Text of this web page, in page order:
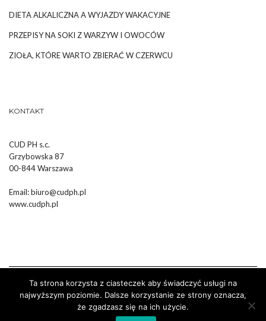
DIETA ALKALICZNA A WYJAZDY WAKACYJNE
PRZEPISY NA SOKI Z WARZYW I OWOCÓW
ZIOŁA, KTÓRE WARTO ZBIERAĆ W CZERWCU
KONTAKT
CUD PH s.c.
Grzybowska 87
00-844 Warszawa
Email:biuro@cudph.pl
www.cudph.pl
Wykonanie :Strony Internetowe Białystok Dr Pixel
Ta strona korzysta z ciasteczek aby świadczyć usługi na
najwyższym poziomie. Dalsze korzystanie ze strony oznacza,
że zgadzasz się na ich użycie.